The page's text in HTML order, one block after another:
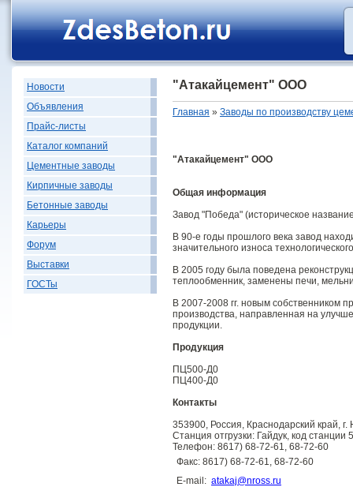
Новости
Объявления
Прайс-листы
Каталог компаний
Цементные заводы
Кирпичные заводы
Бетонные заводы
Карьеры
Форум
Выставки
ГОСТы
"Атакайцемент" ООО
Главная » Заводы по производству
"Атакайцемент" ООО
Общая информация
Завод "Победа" (историческое
В 90-е годы прошлого века завод
значительного износа
В 2005 году была поведена
теплообменник, заменены печи,
В 2007-2008 гг. новым собственником
производства, направленная на
продукции.
Продукция
ПЦ500-Д0
ПЦ400-Д0
Контакты
353900, Россия, Краснодарский край, г.
Станция отгрузки: Гайдук, код
Телефон: 8617) 68-72-61, 68-72-60
Факс: 8617) 68-72-61, 68-72-60
E-mail: atakaj@nross.ru